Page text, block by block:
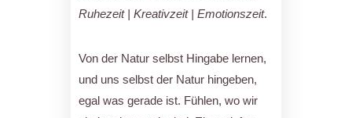
Ruhezeit | Kreativzeit | Emotionszeit.
Von der Natur selbst Hingabe lernen,
und uns selbst der Natur hingeben,
egal was gerade ist. Fühlen, wo wir